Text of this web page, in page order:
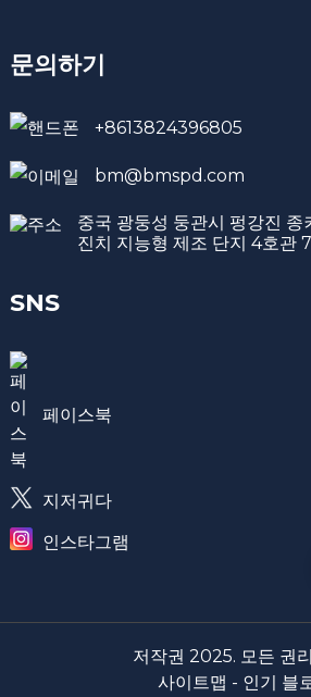
문의하기
+8613824396805
bm@bmspd.com
중국 광둥성 둥관시 펑강진 종
진치 지능형 제조 단지 4호관
SNS
페이스북
지저귀다
인스타그램
저작권 2025. 모든 권
사이트맵 - 인기 블